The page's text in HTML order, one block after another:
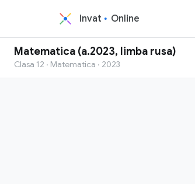
Invat Online
Matematica (a.2023, limba rusa)
Clasa 12 · Matematica · 2023